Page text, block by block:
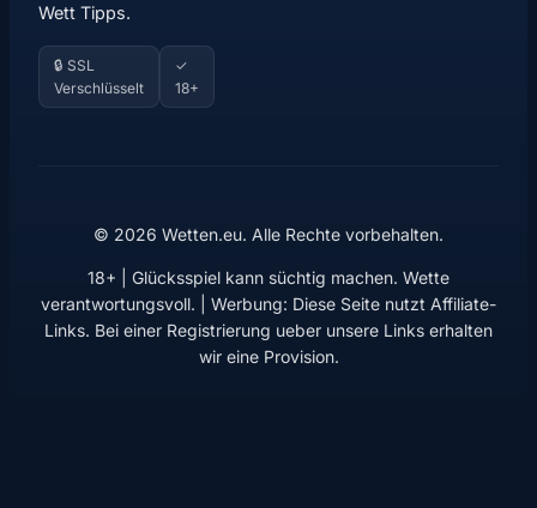
Wett Tipps.
🔒 SSL
Verschlüsselt
✓
18+
© 2026 Wetten.eu. Alle Rechte vorbehalten.
18+ | Glücksspiel kann süchtig machen. Wette
verantwortungsvoll. | Werbung: Diese Seite nutzt Affiliate-
Links. Bei einer Registrierung ueber unsere Links erhalten
wir eine Provision.